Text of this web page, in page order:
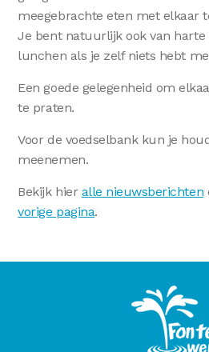
meegebrachte eten met elkaar
Je bent natuurlijk ook van
lunchen als je zelf niets hebt
Een goede gelegenheid om
te praten.
Voor de voedselbank kun je
meenemen.
Bekijk hier alle nieuwsberichten
vorige pagina.